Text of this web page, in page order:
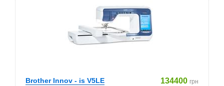
Brother Innov - is V5LE 134400 грн